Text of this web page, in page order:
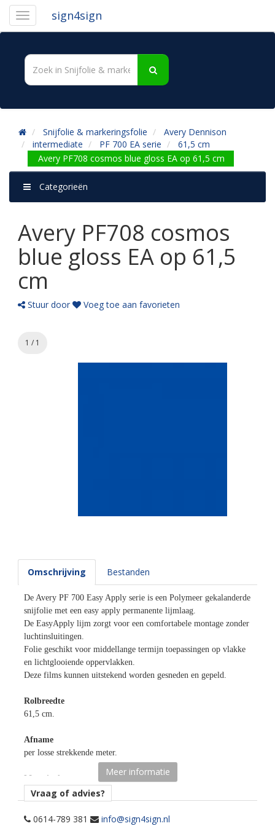
sign4sign
Snijfolie & markeringsfolie
Avery Dennison
intermediate
PF 700 EA serie
61,5 cm
Avery PF708 cosmos blue gloss EA op 61,5 cm
Categorieën
Avery PF708 cosmos
blue gloss EA op 61,5
cm
Stuur door Voeg toe aan favorieten
1 / 1
Omschrijving Bestanden
De Avery PF 700 Easy Apply serie is een Polymeer gekalanderde
snijfolie met een easy apply permanente lijmlaag.
De EasyApply lijm zorgt voor een comfortabele montage zonder
luchtinsluitingen.
Folie geschikt voor middellange termijn toepassingen op vlakke
en lichtglooiende oppervlakken.
Deze films kunnen uitstekend worden gesneden en gepeld.
Rolbreedte
61,5 cm.
Afname
per losse strekkende meter.
Materiaaltype
opaak gekleurde snijfolie.
kenmerk belijming
Meer informatie
Vraag of advies?
0614-789 381 info@sign4sign.nl